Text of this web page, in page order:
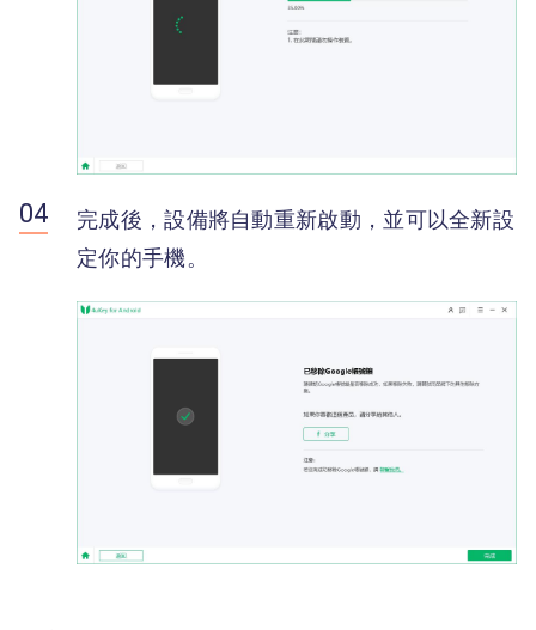
完成後，設備將自動重新啟動，並可以全新設
定你的手機。